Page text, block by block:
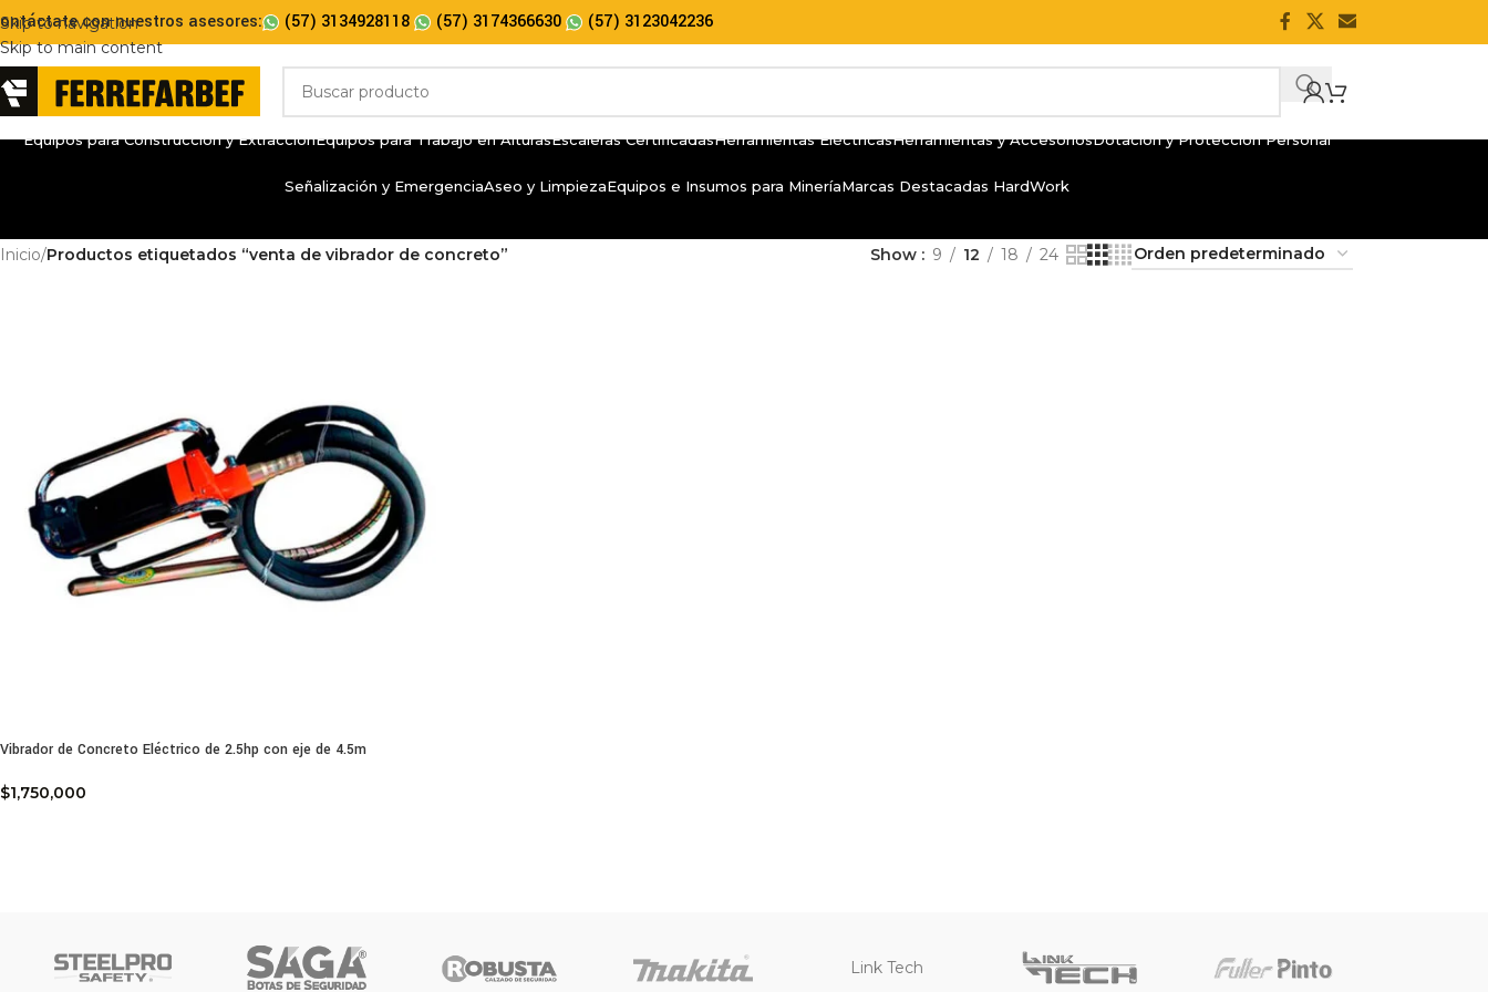
Skip to navigation
Skip to main content
con nuestros asesores: (57) 3134928118 (57) 3174366630 (57) 3123042236
Equipos para Construcción y ExtracciónEquipos para Trabajo en AlturasEscaleras CertificadasHerramientas EléctricasHerramientas y AccesoriosDotación y Protección Personal
Señalización y EmergenciaAseo y LimpiezaEquipos e Insumos para MineríaMarcas Destacadas HardWork
Inicio/Productos etiquetados “venta de vibrador de concreto” Show 9 12 18 24
Vibrador de Concreto Eléctrico de 2.5hp con eje de 4.5m
$1,750,000
Link Tech